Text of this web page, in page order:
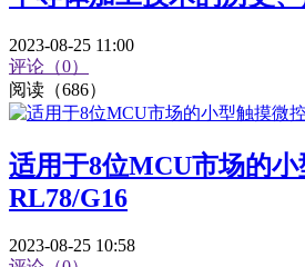
2023-08-25 11:00
评论（0）
阅读（686）
适用于8位MCU市场的
RL78/G16
2023-08-25 10:58